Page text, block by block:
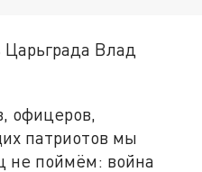
Царьграда Влад
офицеров,
патриотов мы
не поймём: война